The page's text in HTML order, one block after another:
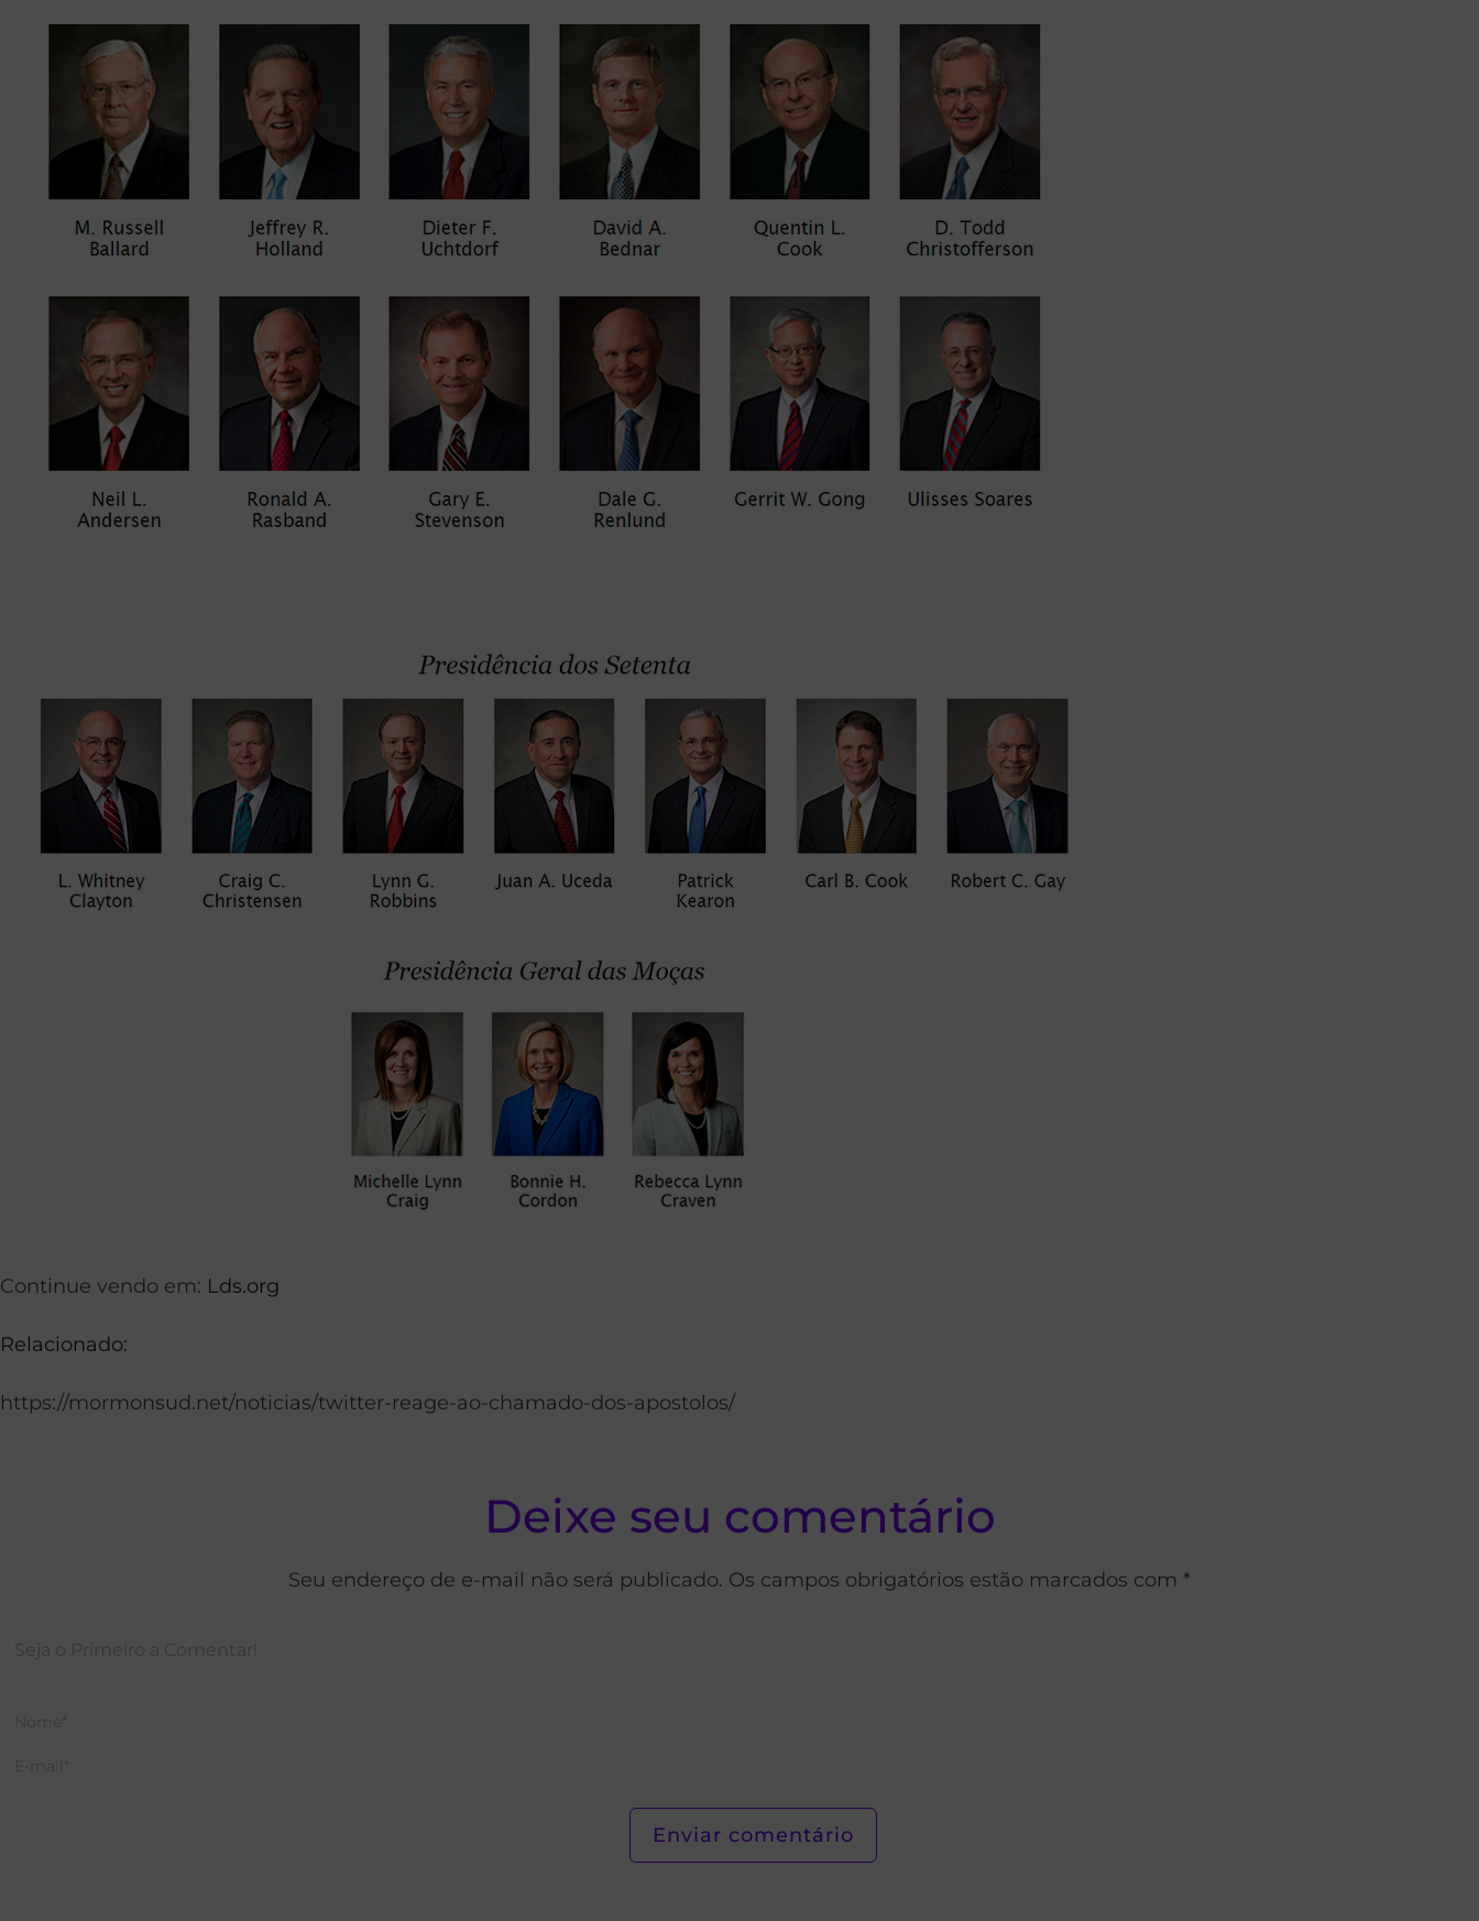
Continue vendo em: Lds.org
Relacionado:
https://mormonsud.net/noticias/twitter-reage-ao-chamado-dos-apostolos/
Deixe seu comentário
Seu endereço de e-mail não será publicado. Os campos obrigatórios estão marcados com *